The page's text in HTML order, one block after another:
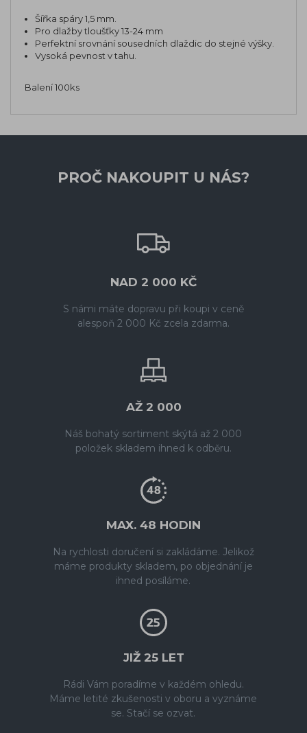
Šířka spáry 1,5 mm.
Pro dlažby tloušťky 13-24 mm
Perfektní srovnání sousedních dlaždic do stejné výšky.
Vysoká pevnost v tahu.
Balení 100ks
PROČ NAKOUPIT U NÁS?
NAD 2 000 KČ
S námi máte dopravu při koupi v ceně
alespoň 2 000 Kč zcela zdarma.
AŽ 2 000
Náš bohatý sortiment skýtá až 2 000
položek skladem ihned k odběru.
MAX. 48 HODIN
Na rychlosti doručení si zakládáme. Jelikož
máme produkty skladem, po objednání je
ihned posíláme.
JIŽ 25 LET
Rádi Vám poradíme v každém ohledu.
Máme letité zkušenosti v oboru a vyznáme
se. Stačí se ozvat.